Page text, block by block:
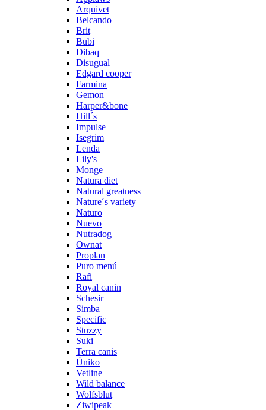
Arquivet
Belcando
Brit
Bubi
Dibaq
Disugual
Edgard cooper
Farmina
Gemon
Harper&bone
Hill´s
Impulse
Isegrim
Lenda
Lily's
Monge
Natura diet
Natural greatness
Nature´s variety
Naturo
Nuevo
Nutradog
Ownat
Proplan
Puro menú
Rafi
Royal canin
Schesir
Simba
Specific
Stuzzy
Suki
Terra canis
Úniko
Vetline
Wild balance
Wolfsblut
Ziwipeak